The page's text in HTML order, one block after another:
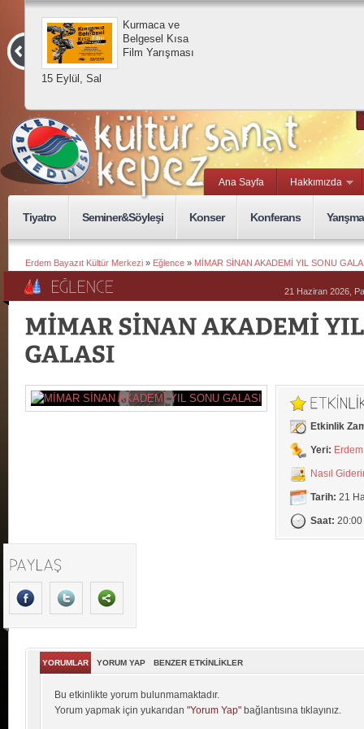
15 Eylül, Sal
Kurmaca ve
Belgesel Kısa
Film Yarışması
Ana Sayfa Hakkımızda
Tiyatro Seminer&Söyleşi Konser Konferans Yarışma
Erdem Bayazıt Kültür Merkezi » Eğlence » MİMAR SİNAN AKADEMİ YIL SONU
21 Haziran 2026,
Etkinlik
Yeri:
Nasıl
Tarih: 21
Saat: 20:00
YORUMLAR YORUM YAP BENZER ETKİNLİKLER
Bu etkinlikte yorum bulunmamaktadır.
Yorum yapmak için yukarıdan "Yorum Yap" bağlantısına tıklayınız.